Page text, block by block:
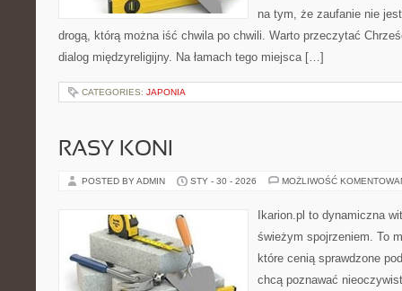
na tym, że zaufanie nie
drogą, którą można iść chwila po chwili. Warto przeczytać
dialog międzyreligijny. Na łamach tego miejsca […]
CATEGORIES: JAPONIA
RASY KONI
POSTED BY ADMIN STY - 30 - 2026 MOŻLIWOŚĆ
Ikarion.pl to dynamiczna
świeżym spojrzeniem. To
które cenią sprawdzone
chcą poznawać